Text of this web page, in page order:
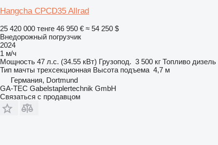
Hangcha CPCD35 Allrad
25 420 000 тенге 46 950 € ≈ 54 250 $
Внедорожный погрузчик
2024
1 м/ч
Мощность 47 л.с. (34.55 кВт) Грузопод. 3 500 кг Топливо дизель
Тип мачты трехсекционная Высота подъема 4,7 м
Германия, Dortmund
GA-TEC Gabelstaplertechnik GmbH
Связаться с продавцом